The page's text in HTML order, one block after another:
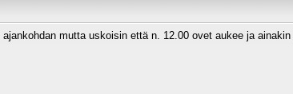
mutta uskoisin että n. 12.00 ovet aukee ja